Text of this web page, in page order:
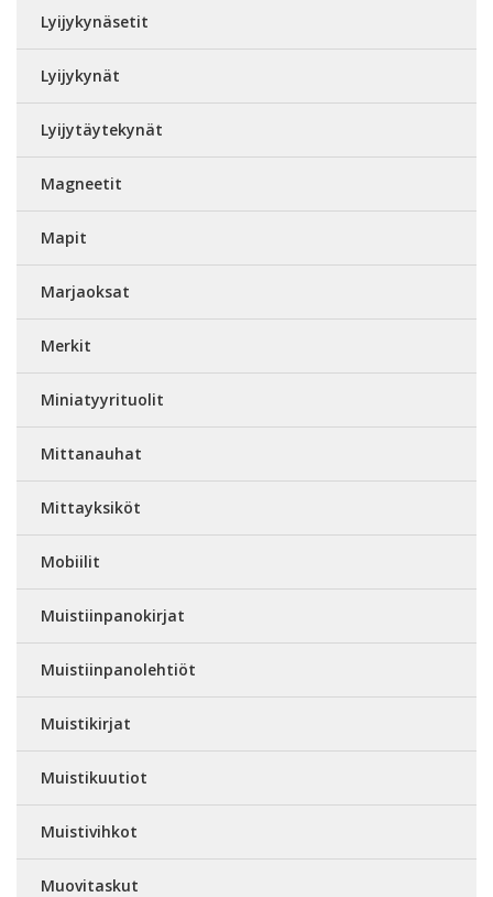
Lyijykynäsetit
Lyijykynät
Lyijytäytekynät
Magneetit
Mapit
Marjaoksat
Merkit
Miniatyyrituolit
Mittanauhat
Mittayksiköt
Mobiilit
Muistiinpanokirjat
Muistiinpanolehtiöt
Muistikirjat
Muistikuutiot
Muistivihkot
Muovitaskut